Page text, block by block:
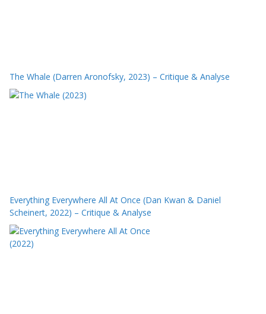
The Whale (Darren Aronofsky, 2023) – Critique & Analyse
Everything Everywhere All At Once (Dan Kwan & Daniel
Scheinert, 2022) – Critique & Analyse